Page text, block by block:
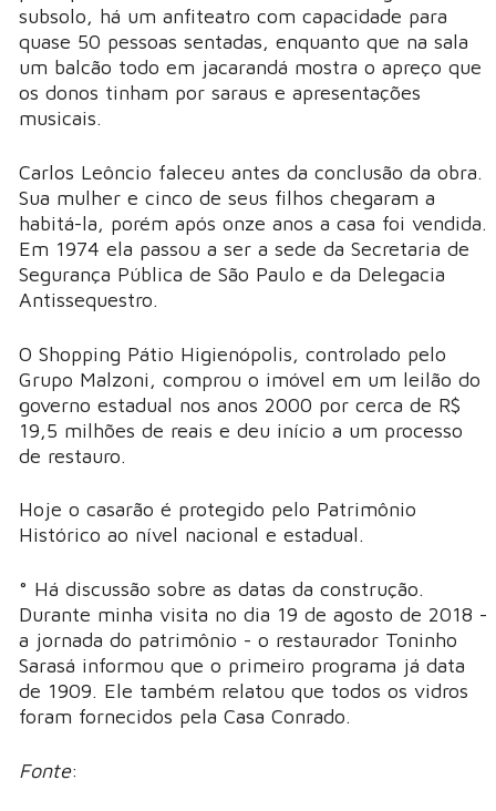
subsolo, há um anfiteatro com capacidade para
quase 50 pessoas sentadas, enquanto que na sala
um balcão todo em jacarandá mostra o apreço que
os donos tinham por saraus e apresentações
musicais.
Carlos Leôncio faleceu antes da conclusão da obra.
Sua mulher e cinco de seus filhos chegaram a
habitá-la, porém após onze anos a casa foi vendida.
Em 1974 ela passou a ser a sede da Secretaria de
Segurança Pública de São Paulo e da Delegacia
Antissequestro.
O Shopping Pátio Higienópolis, controlado pelo
Grupo Malzoni, comprou o imóvel em um leilão do
governo estadual nos anos 2000 por cerca de R$
19,5 milhões de reais e deu início a um processo
de restauro.
Hoje o casarão é protegido pelo Patrimônio
Histórico ao nível nacional e estadual.
° Há discussão sobre as datas da construção.
Durante minha visita no dia 19 de agosto de 2018 -
a jornada do patrimônio - o restaurador Toninho
Sarasá informou que o primeiro programa já data
de 1909. Ele também relatou que todos os vidros
foram fornecidos pela Casa Conrado.
Fonte: